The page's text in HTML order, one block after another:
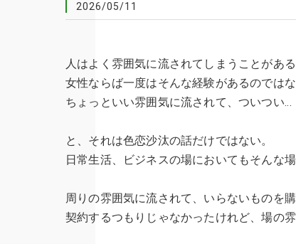
2026/05/11
人はよく雰囲気に流されてしまうことがある
女性ならば一度はそんな経験があるのではな
ちょっといい雰囲気に流されて、ついつい…
と、それは色恋沙汰の話だけではない。
日常生活、ビジネスの場においてもそんな場
周りの雰囲気に流されて、いらないものを購
契約するつもりじゃなかったけれど、場の